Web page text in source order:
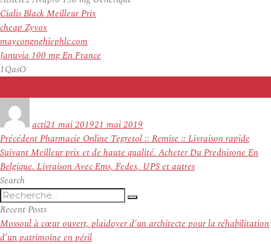
Cialis Black Meilleur Prix
cheap Zyvox
maycongnghiephlc.com
Januvia 100 mg En France
1QasO
actile
21 mai 201921 mai 2019
Navigation
de
l’article
PrécédentArticle
précédent :
Pharmacie Online Tegretol :: Remise :: Livraison rapide
SuivantArticle
suivant :
Meilleur prix et de haute qualité. Acheter Du Prednisone En
Belgique. Livraison Avec Ems, Fedex, UPS et autres
Search
Recherche
pour
:
Recherche
Recent Posts
Mossoul à cœur ouvert, plaidoyer d’un architecte pour la réhabilitation
d’un patrimoine en péril